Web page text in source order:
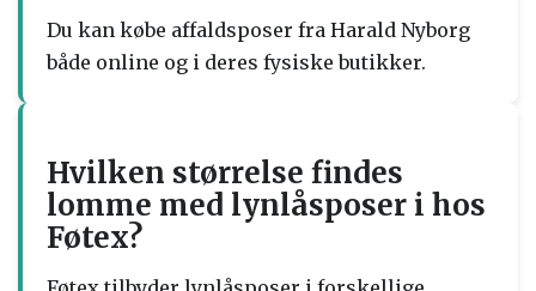
Du kan købe affaldsposer fra Harald Nyborg
både online og i deres fysiske butikker.
Hvilken størrelse findes
lomme med lynlåsposer i hos
Føtex?